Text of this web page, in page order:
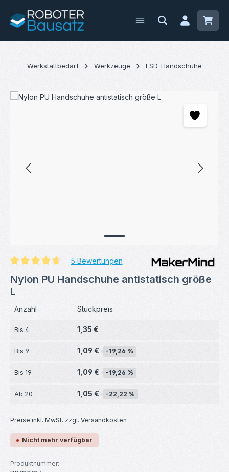
Zum Hauptinhalt springen
Werkstattbedarf Werkzeuge ESD-Handschuhe
Bildergalerie überspringen
5 Bewertungen
Nylon PU Handschuhe antistatisch größe
L
Anzahl Stückpreis
Bis 4 1,35 €
Bis 9 1,09 € -19,26 %
Bis 19 1,09 € -19,26 %
Ab 20 1,05 € -22,22 %
Preise inkl. MwSt. zzgl. Versandkosten
Nicht mehr verfügbar
Produktnummer: